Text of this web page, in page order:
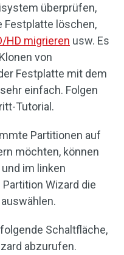
überprüfen,
Festplatte löschen,
HD migrieren usw. Es
von
Festplatte mit dem
einfach. Folgen
Tutorial.
Partitionen auf
möchten, können
im linken
Wizard die
auswählen.
Schaltfläche,
abzurufen.